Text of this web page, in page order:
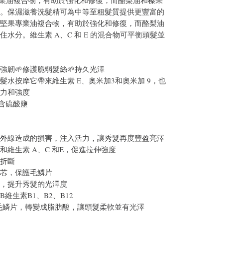
保濕滋養洗髮精可為中等至粗髮質提供更豐富的
果專業油複合物，有助於強化和修復，而酪梨油
水分。維生素 A、C 和 E 的混合物可平衡頭髮並
韌🌱修護脆弱髮絲🌱持久光澤
水按摩它帶來維生素 E、奧米加3和奧米加 9，也
和強度
硫酸鹽
線造成的損害，注入活力，讓秀髮再度豐盈亮澤
維生素 A、C 和E，促進拉伸強度
斷
，保護毛鱗片
提升秀髮的光澤度
維生素B1、B2、B12
鱗片，轉變成脂肪酸，讓頭髮柔軟並有光澤